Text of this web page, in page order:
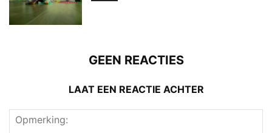
GEEN REACTIES
LAAT EEN REACTIE ACHTER